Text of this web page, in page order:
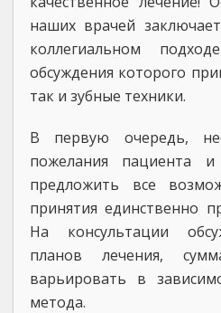
наших врачей
коллегиальном
обсуждения которого
так и зубные техники.
В первую очередь,
пожелания пациента
предложить все
принятия единственно
На консультации
планов лечения,
варьировать в
метода.